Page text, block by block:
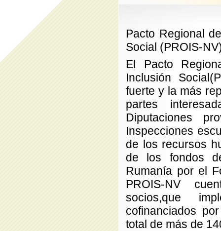
Pacto Regional
Social (PROIS-
El Pacto
Inclusión
fuerte y la más
partes
Diputaciones
Inspecciones
de los recursos
de los fondos
Rumanía por el
PROIS-NV
socios,que
cofinanciados
total de más de